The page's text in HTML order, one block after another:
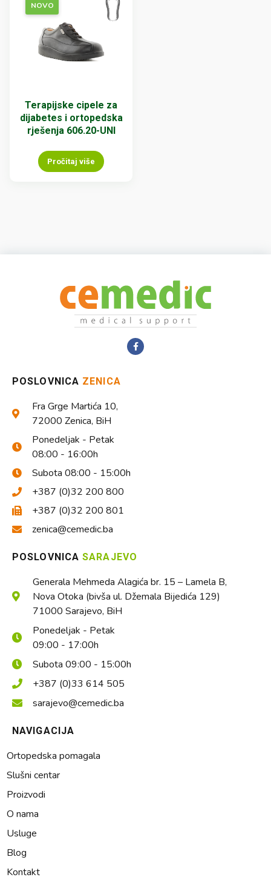
NOVO
Terapijske cipele za
dijabetes i ortopedska
rješenja 606.20-UNI
Pročitaj više
POSLOVNICA ZENICA
Fra Grge Martića 10,
72000 Zenica, BiH
Ponedeljak - Petak
08:00 - 16:00h
Subota 08:00 - 15:00h
+387 (0)32 200 800
+387 (0)32 200 801
zenica@cemedic.ba
POSLOVNICASARAJEVO
Generala Mehmeda Alagića br. 15 – Lamela B,
Nova Otoka (bivša ul. Džemala Bijedića 129)
71000 Sarajevo, BiH
Ponedeljak - Petak
09:00 - 17:00h
Subota 09:00 - 15:00h
+387 (0)33 614 505
sarajevo@cemedic.ba
NAVIGACIJA
Ortopedska pomagala
Slušni centar
Proizvodi
O nama
Usluge
Blog
Kontakt